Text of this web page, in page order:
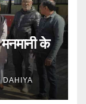
के
DAHIYA